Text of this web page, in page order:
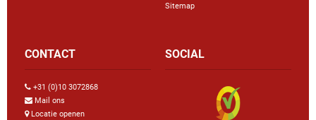
Sitemap
CONTACT
+31 (0)10 3072868
Mail ons
Locatie openen
SOCIAL